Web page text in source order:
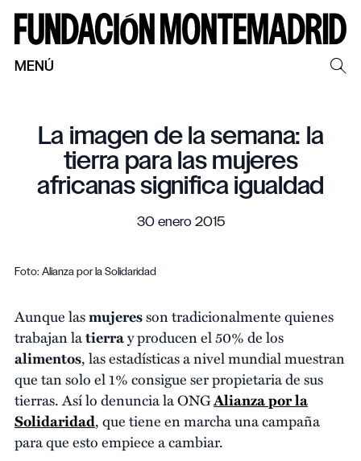
MENÚ
La imagen de la semana: la
tierra para las mujeres
africanas significa igualdad
30 enero 2015
Foto: Alianza por la Solidaridad
Aunque lasmujeresson tradicionalmente quienes
trabajan latierray producen el 50% de los
alimentos, las estadísticas a nivel mundial muestran
que tan solo el 1% consigue ser propietaria de sus
tierras. Así lo denuncia la ONGAlianza por la
Solidaridad, que tiene en marcha una campaña
para que esto empiece a cambiar.